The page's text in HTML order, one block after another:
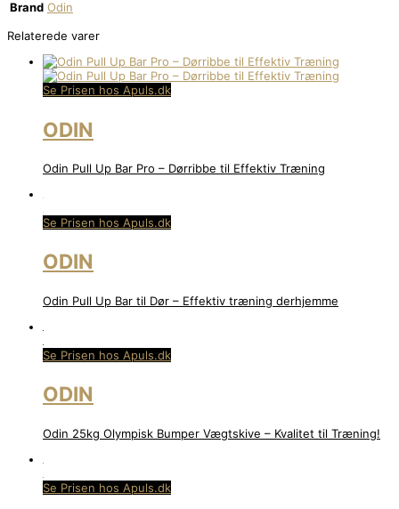
Brand Odin
Relaterede varer
Se Prisen hos Apuls.dk
ODIN
Odin Pull Up Bar Pro – Dørribbe til Effektiv Træning
Se Prisen hos Apuls.dk
ODIN
Odin Pull Up Bar til Dør – Effektiv træning derhjemme
Se Prisen hos Apuls.dk
ODIN
Odin 25kg Olympisk Bumper Vægtskive – Kvalitet til Træning!
Se Prisen hos Apuls.dk